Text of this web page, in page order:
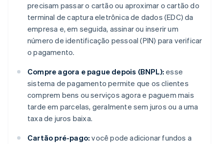
precisam passar o cartão ou aproximar o cartão do
terminal de captura eletrônica de dados (EDC) da
empresa e, em seguida, assinar ou inserir um
número de identificação pessoal (PIN) para verificar
o pagamento.
Compre agora e pague depois (BNPL): esse
sistema de pagamento permite que os clientes
comprem bens ou serviços agora e paguem mais
tarde em parcelas, geralmente sem juros ou a uma
taxa de juros baixa.
Cartão pré-pago: você pode adicionar fundos a